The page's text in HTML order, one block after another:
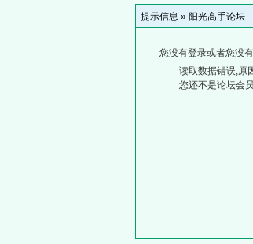
提示信息 » 阳光高手论坛
您没有登录或者您没
读取数据错误,原
您还不是论坛会